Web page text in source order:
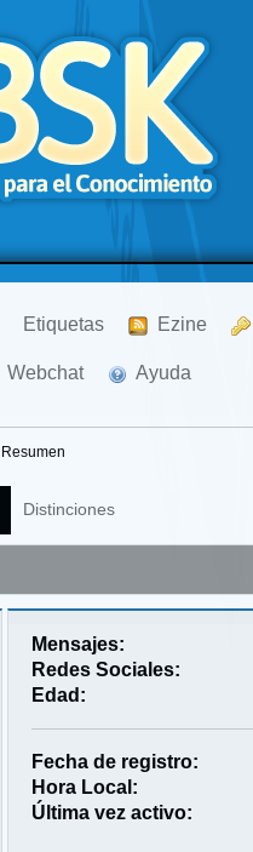
Etiquetas Ezine
Webchat Ayuda
Resumen
Distinciones
Mensajes:
Redes Sociales:
Edad:
Fecha de registro:
Hora Local:
Última vez activo: